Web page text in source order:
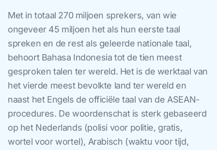
Met in totaal 270 miljoen sprekers, van wie
ongeveer 45 miljoen het als hun eerste taal
spreken en de rest als geleerde nationale taal,
behoort Bahasa Indonesia tot de tien meest
gesproken talen ter wereld. Het is de werktaal van
het vierde meest bevolkte land ter wereld en
naast het Engels de officiële taal van de ASEAN-
procedures. De woordenschat is sterk gebaseerd
op het Nederlands (polisi voor politie, gratis,
wortel voor wortel), Arabisch (waktu voor tijd,